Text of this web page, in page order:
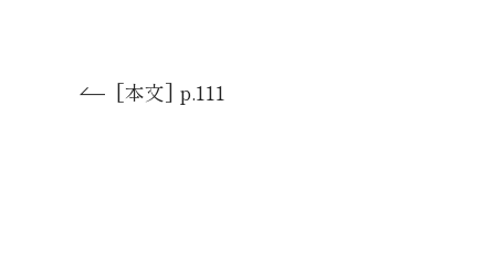
[本文] p.111